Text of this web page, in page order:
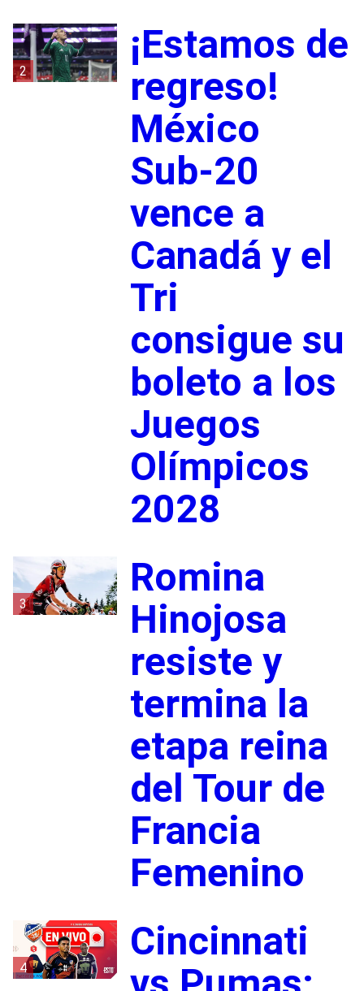
2
¡Estamos de
regreso!
México
Sub-20
vence a
Canadá y el
Tri
consigue su
boleto a los
Juegos
Olímpicos
2028
3
Romina
Hinojosa
resiste y
termina la
etapa reina
del Tour de
Francia
Femenino
4
Cincinnati